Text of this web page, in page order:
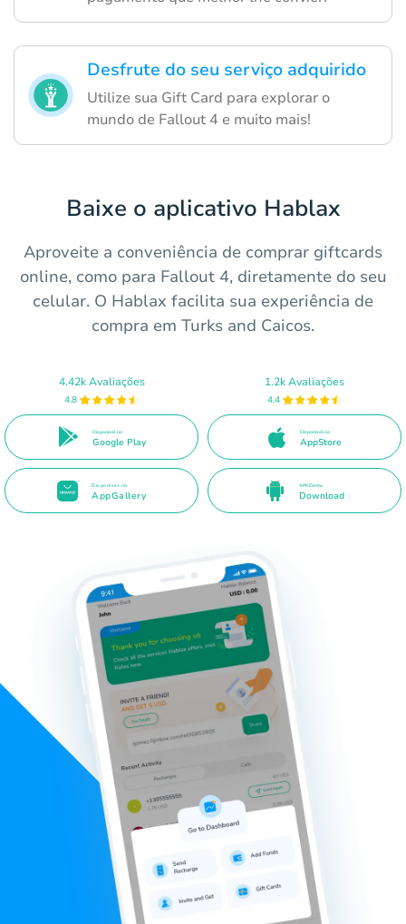
Desfrute do seu serviço adquirido
Utilize sua Gift Card para explorar o
mundo de Fallout 4 e muito mais!
Baixe o aplicativo Hablax
Aproveite a conveniência de comprar giftcards
online, como para Fallout 4, diretamente do seu
celular. O Hablax facilita sua experiência de
compra em Turks and Caicos.
4.42k Avaliações
4.8
Disponível no
Google Play
1.2k Avaliações
4.4
Disponível na
AppStore
Disponível na
AppGallery
APK Direto
Download